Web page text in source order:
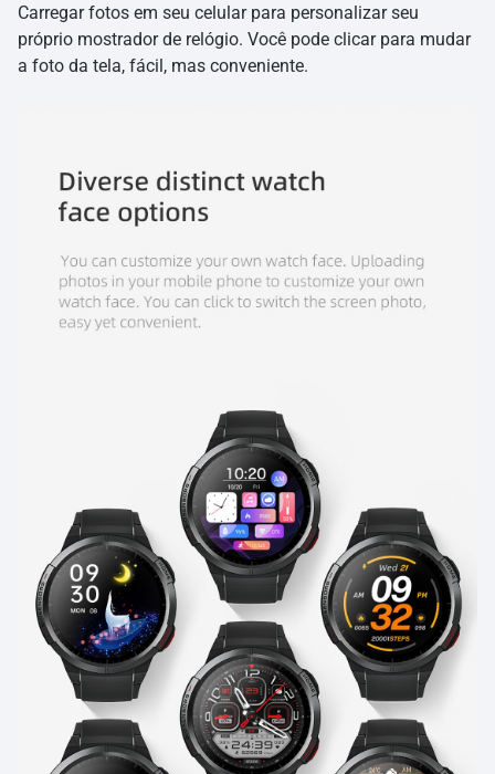
Carregar fotos em seu celular para personalizar seu
próprio mostrador de relógio. Você pode clicar para mudar
a foto da tela, fácil, mas conveniente.